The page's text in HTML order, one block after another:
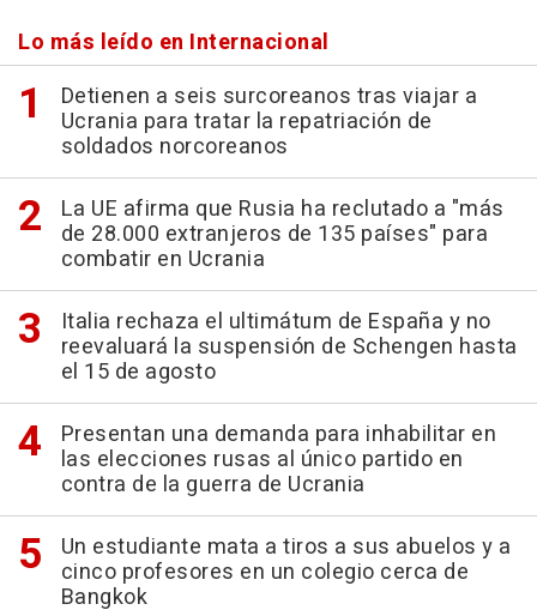
Lo más leído en Internacional
Detienen a seis surcoreanos tras viajar a
Ucrania para tratar la repatriación de
soldados norcoreanos
La UE afirma que Rusia ha reclutado a "más
de 28.000 extranjeros de 135 países" para
combatir en Ucrania
Italia rechaza el ultimátum de España y no
reevaluará la suspensión de Schengen hasta
el 15 de agosto
Presentan una demanda para inhabilitar en
las elecciones rusas al único partido en
contra de la guerra de Ucrania
Un estudiante mata a tiros a sus abuelos y a
cinco profesores en un colegio cerca de
Bangkok